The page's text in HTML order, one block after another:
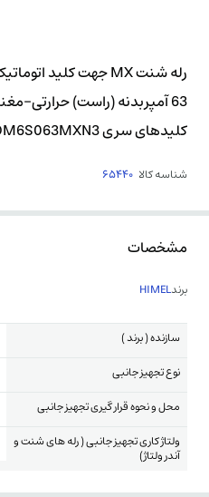
کلیدهای سری HDM6S063MXN3
شناسه کالا 65440
مشخصات
برندHIMEL
سازنده ( برند )
نوع تجهیز جانبی
محل و نحوه قرار گیری تجهیز جانبی
ولتاژ کاری تجهیز جانبی ( رله های شنت و
آندر ولتاژ)